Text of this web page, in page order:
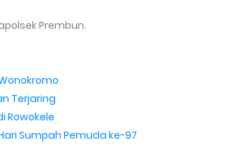
Prembun.
Terjaring
Rowokele
Sumpah Pemuda ke-97